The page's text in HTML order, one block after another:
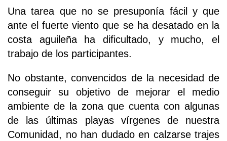
Una tarea que no se presuponía fácil y que
ante el fuerte viento que se ha desatado en la
costa aguileña ha dificultado, y mucho, el
trabajo de los participantes.
No obstante, convencidos de la necesidad de
conseguir su objetivo de mejorar el medio
ambiente de la zona que cuenta con algunas
de las últimas playas vírgenes de nuestra
Comunidad, no han dudado en calzarse trajes